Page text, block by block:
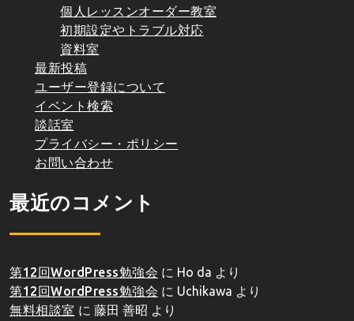
個人レッスンオーダー教室
初期設定やトラブル対応
資料室
最新投稿
ユーザー登録について
イベント検索
談話室
プライバシー・ポリシー
お問い合わせ
最近のコメント
第12回WordPress勉強会 に Ho da より
第12回WordPress勉強会 に Uchikawa より
無料相談室 に 藤田 善昭 より